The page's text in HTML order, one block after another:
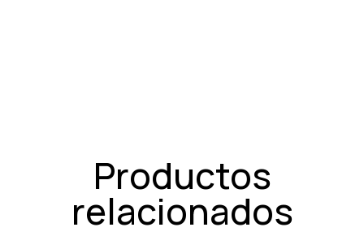
Productos
relacionados